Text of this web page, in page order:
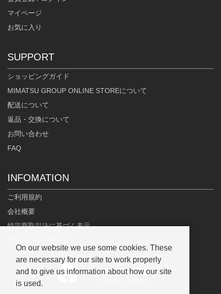
マイページ
お気に入り
SUPPORT
ショッピングガイド
MIMATSU GROUP ONLINE STOREについて
配送について
返品・交換について
お問い合わせ
FAQ
INFOMATION
ご利用規約
会社概要
特定商取引法に基づく表示
On our website we use some cookies. These
are necessary for our site to work properly
and to give us information about how our site
is used.